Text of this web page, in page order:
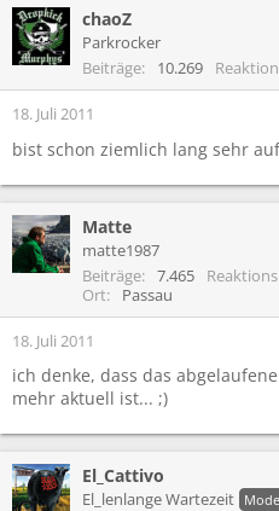
chaoZ
Parkrocker
Beiträge
10.269
18. Juli 2011
bist schon ziemlich lang sehr
Matte
matte1987
Beiträge
7.465
Ort
Passau
18. Juli 2011
ich denke, dass das
mehr aktuell ist... ;)
El_Cattivo
El_lenlange Wartezeit